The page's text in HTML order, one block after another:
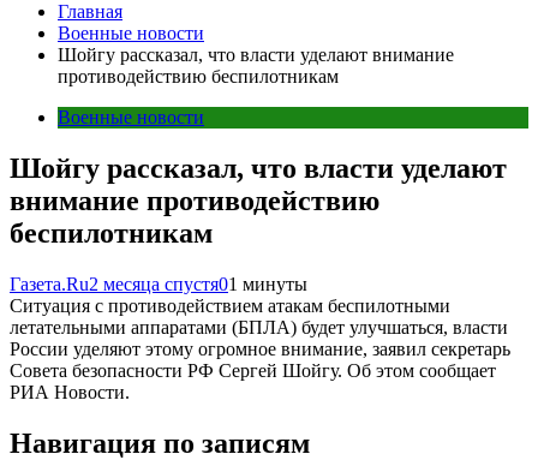
Главная
Военные новости
Шойгу рассказал, что власти уделают внимание
противодействию беспилотникам
Военные новости
Шойгу рассказал, что власти уделают
внимание противодействию
беспилотникам
Газета.Ru2 месяца спустя01 минуты
Ситуация с противодействием атакам беспилотными
летательными аппаратами (БПЛА) будет улучшаться, власти
России уделяют этому огромное внимание, заявил секретарь
Совета безопасности РФ Сергей Шойгу. Об этом сообщает
РИА Новости.
Навигация по записям